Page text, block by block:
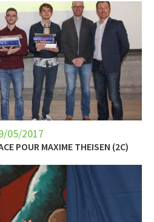
05/2017
POUR MAXIME THEISEN (2C)